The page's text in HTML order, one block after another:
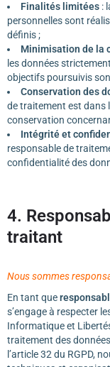
Finalités limitées :
personnelles sont
définis ;
Minimisation de la
les données
objectifs poursuivis
Conservation des
de traitement est dans
conservation
Intégrité et
responsable de
confidentialité des
4.
traitant
Nous sommes
En tant que
s’engage à respecter
Informatique et
traitement des
l’article 32 du RGPD,